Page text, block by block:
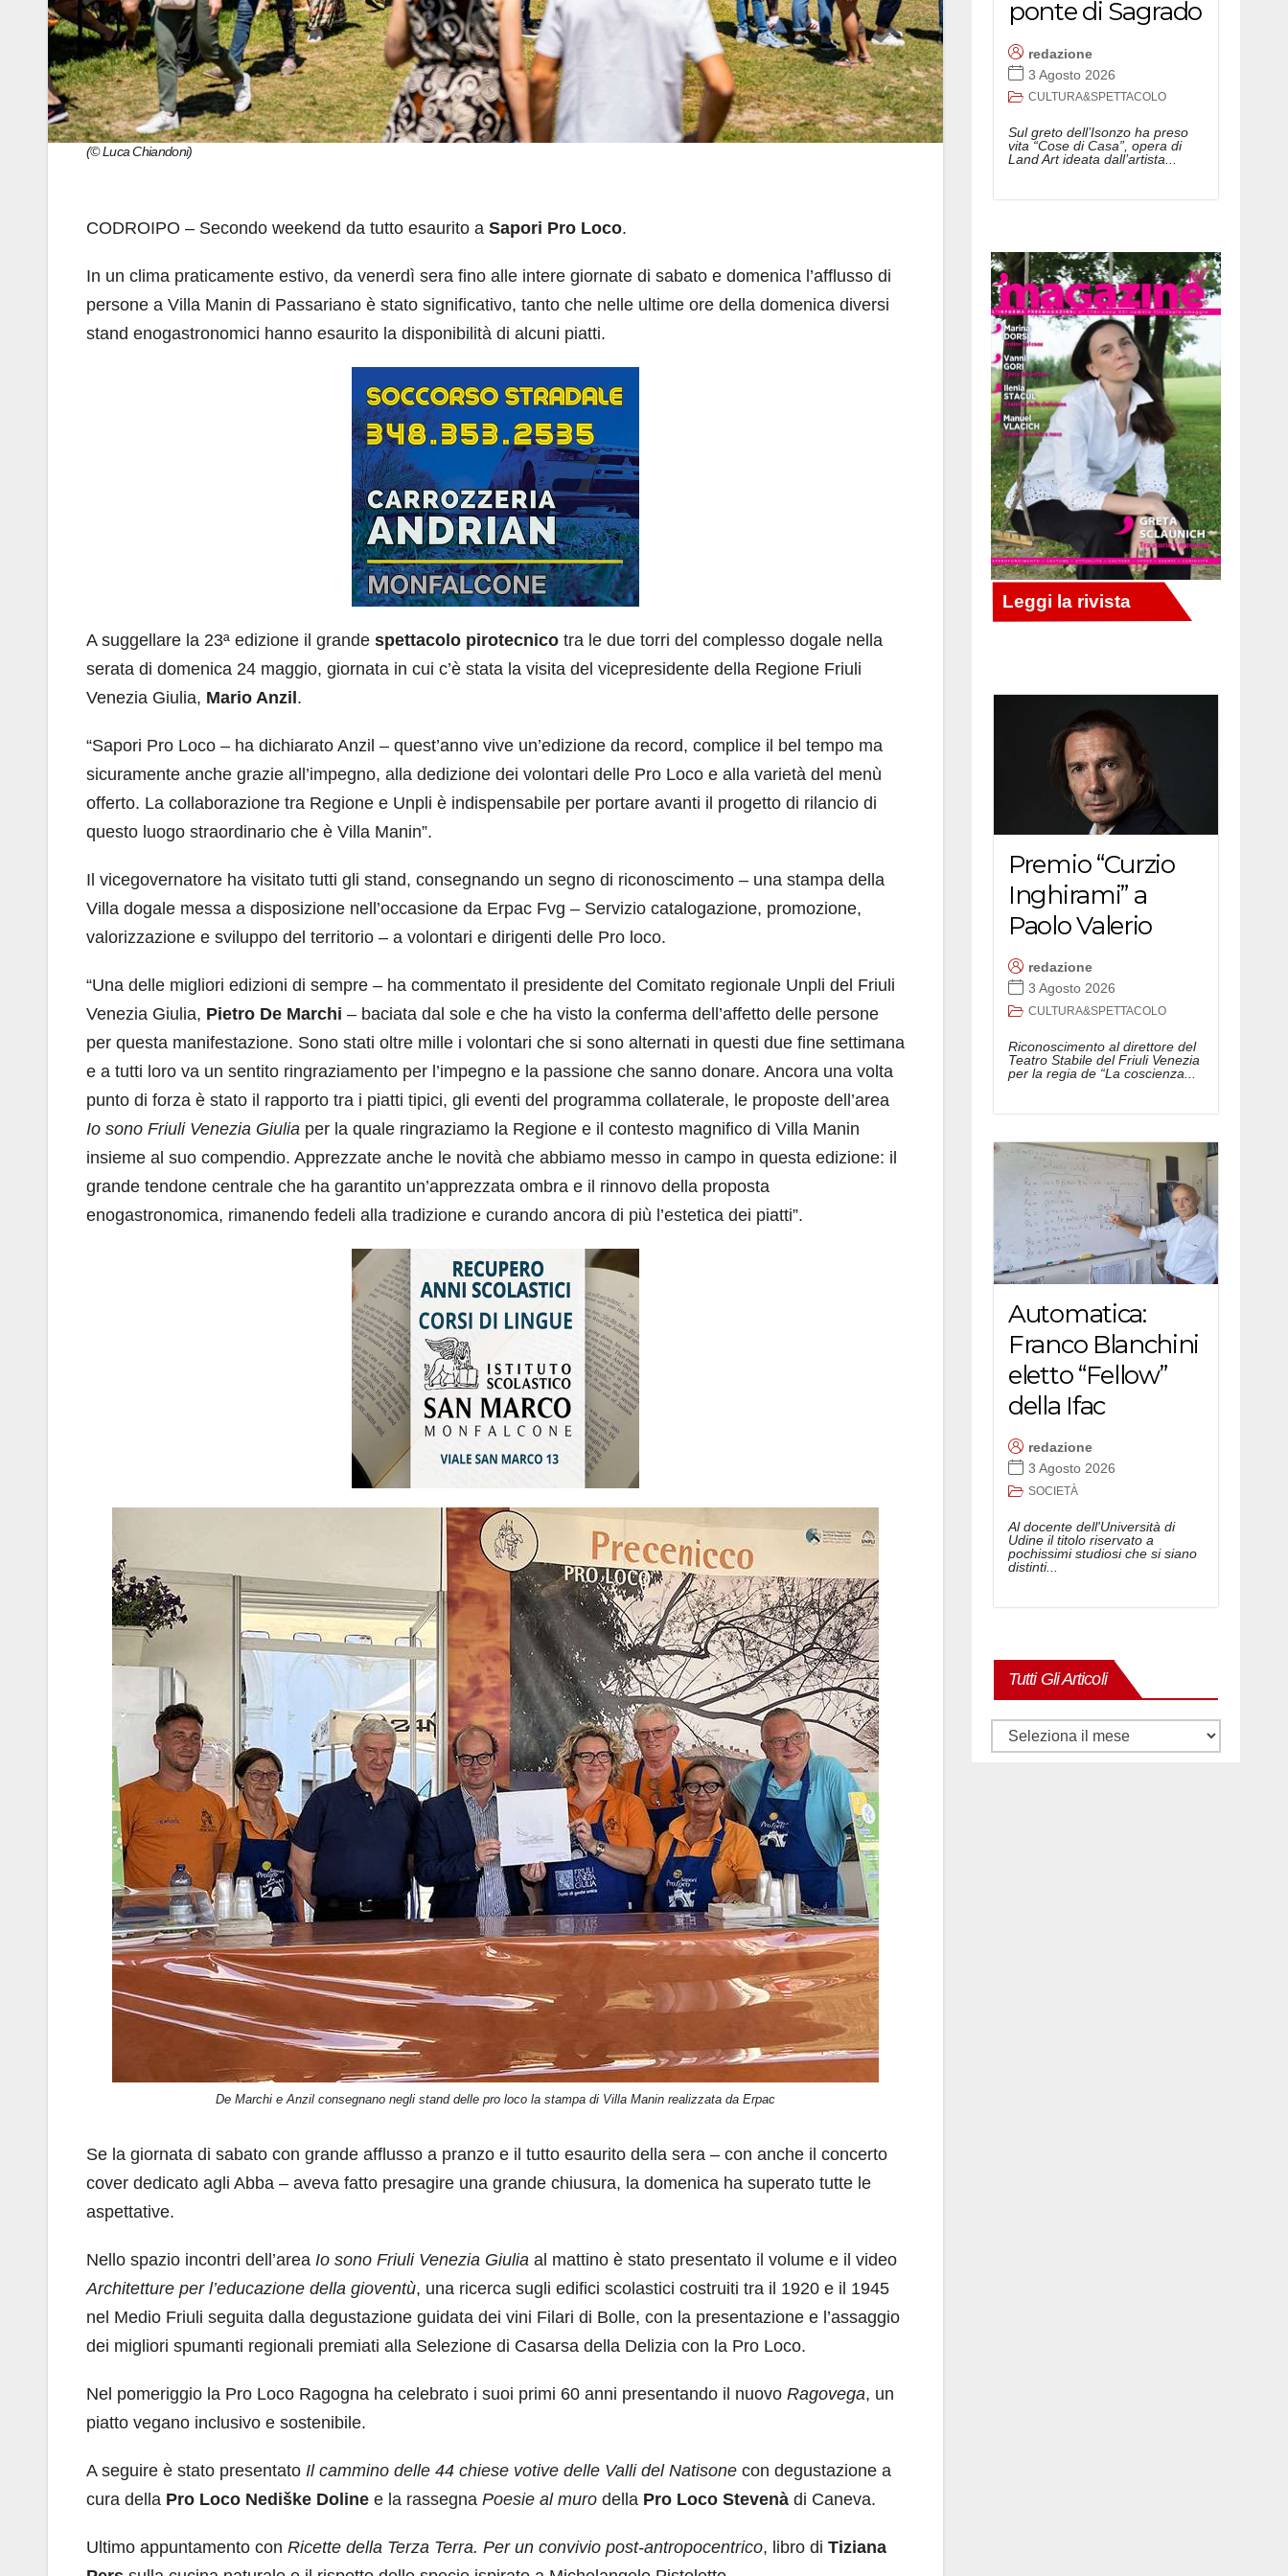
(© Luca Chiandoni)
CODROIPO – Secondo weekend da tutto esaurito a Sapori Pro Loco.
In un clima praticamente estivo, da venerdì sera fino alle intere giornate di sabato e domenica l’afflusso di
persone a Villa Manin di Passariano è stato significativo, tanto che nelle ultime ore della domenica diversi
stand enogastronomici hanno esaurito la disponibilità di alcuni piatti.
A suggellare la 23ª edizione il grande spettacolo pirotecnico tra le due torri del complesso dogale nella
serata di domenica 24 maggio, giornata in cui c’è stata la visita del vicepresidente della Regione Friuli
Venezia Giulia, Mario Anzil.
“Sapori Pro Loco – ha dichiarato Anzil – quest’anno vive un’edizione da record, complice il bel tempo ma
sicuramente anche grazie all’impegno, alla dedizione dei volontari delle Pro Loco e alla varietà del menù
offerto. La collaborazione tra Regione e Unpli è indispensabile per portare avanti il progetto di rilancio di
questo luogo straordinario che è Villa Manin”.
Il vicegovernatore ha visitato tutti gli stand, consegnando un segno di riconoscimento – una stampa della
Villa dogale messa a disposizione nell’occasione da Erpac Fvg – Servizio catalogazione, promozione,
valorizzazione e sviluppo del territorio – a volontari e dirigenti delle Pro loco.
“Una delle migliori edizioni di sempre – ha commentato il presidente del Comitato regionale Unpli del Friuli
Venezia Giulia, Pietro De Marchi – baciata dal sole e che ha visto la conferma dell’affetto delle persone
per questa manifestazione. Sono stati oltre mille i volontari che si sono alternati in questi due fine settimana
e a tutti loro va un sentito ringraziamento per l’impegno e la passione che sanno donare. Ancora una volta
punto di forza è stato il rapporto tra i piatti tipici, gli eventi del programma collaterale, le proposte dell’area
Io sono Friuli Venezia Giulia per la quale ringraziamo la Regione e il contesto magnifico di Villa Manin
insieme al suo compendio. Apprezzate anche le novità che abbiamo messo in campo in questa edizione: il
grande tendone centrale che ha garantito un’apprezzata ombra e il rinnovo della proposta
enogastronomica, rimanendo fedeli alla tradizione e curando ancora di più l’estetica dei piatti”.
De Marchi e Anzil consegnano negli stand delle pro loco la stampa di Villa Manin realizzata da Erpac
Se la giornata di sabato con grande afflusso a pranzo e il tutto esaurito della sera – con anche il concerto
cover dedicato agli Abba – aveva fatto presagire una grande chiusura, la domenica ha superato tutte le
aspettative.
Nello spazio incontri dell’area Io sono Friuli Venezia Giulia al mattino è stato presentato il volume e il video
Architetture per l’educazione della gioventù, una ricerca sugli edifici scolastici costruiti tra il 1920 e il 1945
nel Medio Friuli seguita dalla degustazione guidata dei vini Filari di Bolle, con la presentazione e l’assaggio
dei migliori spumanti regionali premiati alla Selezione di Casarsa della Delizia con la Pro Loco.
Nel pomeriggio la Pro Loco Ragogna ha celebrato i suoi primi 60 anni presentando il nuovo Ragovega, un
piatto vegano inclusivo e sostenibile.
A seguire è stato presentato Il cammino delle 44 chiese votive delle Valli del Natisone con degustazione a
cura della Pro Loco Nediške Doline e la rassegna Poesie al muro della Pro Loco Stevenà di Caneva.
Ultimo appuntamento con Ricette della Terza Terra. Per un convivio post-antropocentrico, libro di Tiziana
ponte di Sagrado
redazione
3 Agosto 2026
CULTURA&SPETTACOLO
Sul greto dell’Isonzo ha preso
vita “Cose di Casa”, opera di
Land Art ideata dall’artista...
Premio “Curzio
Inghirami” a
Paolo Valerio
redazione
3 Agosto 2026
CULTURA&SPETTACOLO
Riconoscimento al direttore del
Teatro Stabile del Friuli Venezia
per la regia de “La coscienza...
Automatica:
Franco Blanchini
eletto “Fellow”
della Ifac
redazione
3 Agosto 2026
SOCIETÀ
Al docente dell'Università di
Udine il titolo riservato a
pochissimi studiosi che si siano
distinti...
Tutti Gli Articoli
Tutti